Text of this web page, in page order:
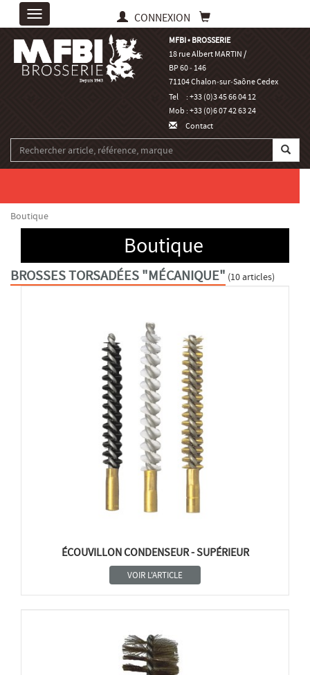
Toggle
navigation
CONNEXION
MFBI • BROSSERIE
18 rue Albert MARTIN /
BP 60 ‑ 146
71104 Chalon‑sur‑Saône Cedex
Tel
: +33 (0)3 45 66 04 12
Mob : +33 (0)6 07 42 63 24
Contact
Boutique
Boutique
BROSSES TORSADÉES "MÉCANIQUE" (10 articles)
ÉCOUVILLON CONDENSEUR - SUPÉRIEUR
VOIR L'ARTICLE